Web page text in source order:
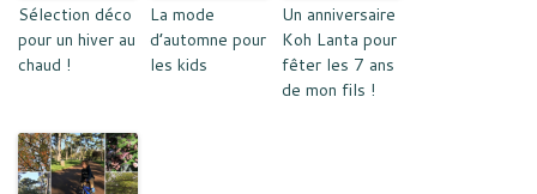
Sélection déco
pour un hiver au
chaud !
La mode
d’automne pour
les kids
Un anniversaire
Koh Lanta pour
fêter les 7 ans
de mon fils !